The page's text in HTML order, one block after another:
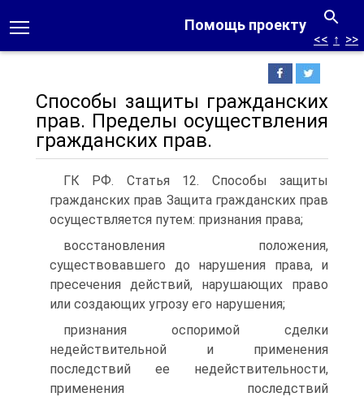
Помощь проекту
<< ↑ >>
Способы защиты гражданских
прав. Пределы осуществления
гражданских прав.
ГК РФ. Статья 12. Способы защиты
гражданских прав Защита гражданских прав
осуществляется путем: признания права;
восстановления положения,
существовавшего до нарушения права, и
пресечения действий, нарушающих право
или создающих угрозу его нарушения;
признания оспоримой сделки
недействительной и применения
последствий ее недействительности,
применения последствий